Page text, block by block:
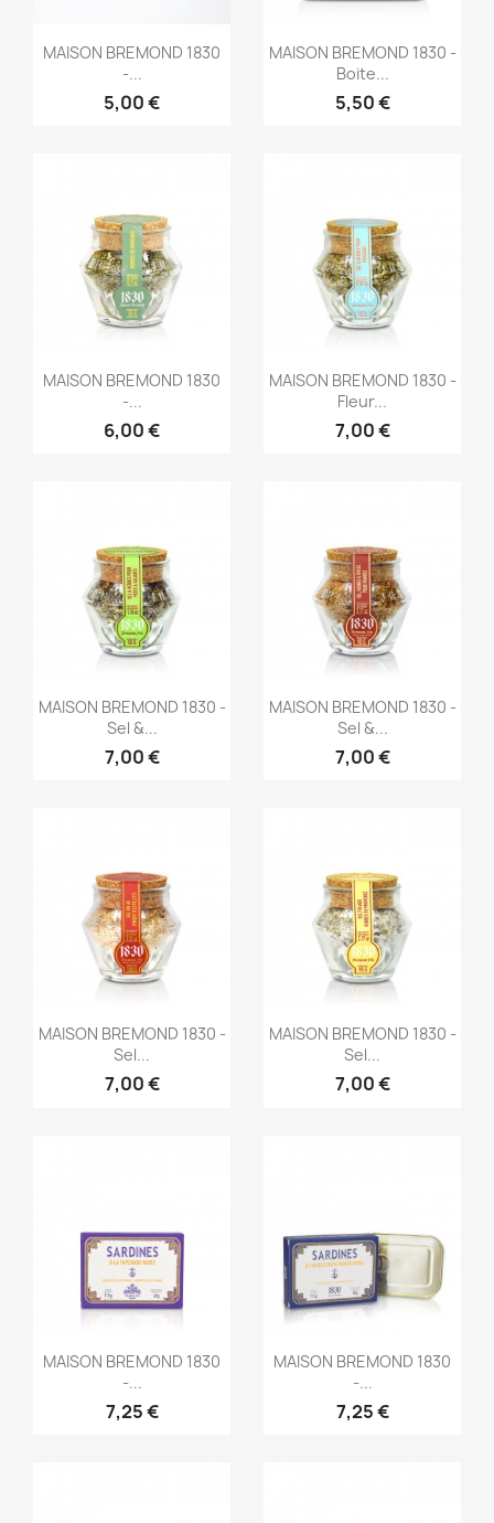
Aperçu rapide
MAISON BREMOND 1830
-...
5,00 €
Aperçu rapide
MAISON BREMOND 1830 -
Boite...
5,50 €
Aperçu rapide
MAISON BREMOND 1830
-...
6,00 €
Aperçu rapide
MAISON BREMOND 1830 -
Fleur...
7,00 €
Aperçu rapide
MAISON BREMOND 1830 -
Sel &...
7,00 €
Aperçu rapide
MAISON BREMOND 1830 -
Sel &...
7,00 €
Aperçu rapide
MAISON BREMOND 1830 -
Sel...
7,00 €
Aperçu rapide
MAISON BREMOND 1830 -
Sel...
7,00 €
Aperçu rapide
MAISON BREMOND 1830
-...
7,25 €
Aperçu rapide
MAISON BREMOND 1830
-...
7,25 €